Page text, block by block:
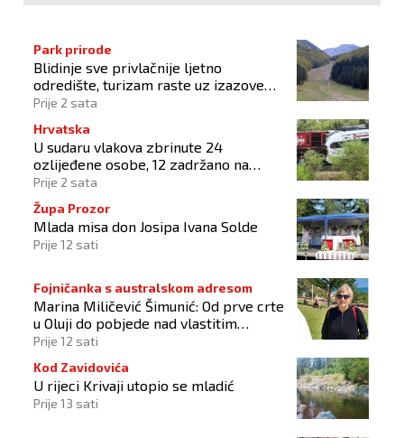
Park prirode
Blidinje sve privlačnije ljetno
odredište, turizam raste uz izazove
očuvanja prirode
Prije 2 sata
Hrvatska
U sudaru vlakova zbrinute 24
ozlijeđene osobe, 12 zadržano na
liječenju
Prije 2 sata
Župa Prozor
Mlada misa don Josipa Ivana Solde
Prije 12 sati
Fojničanka s australskom adresom
Marina Miličević Šimunić: Od prve crte
u Oluji do pobjede nad vlastitim
„olujama“
Prije 12 sati
Kod Zavidovića
U rijeci Krivaji utopio se mladić
Prije 13 sati